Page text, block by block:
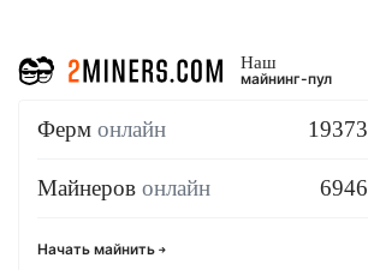
Наш
майнинг-пул
Ферм онлайн 19373
Майнеров онлайн 6946
Начать майнить